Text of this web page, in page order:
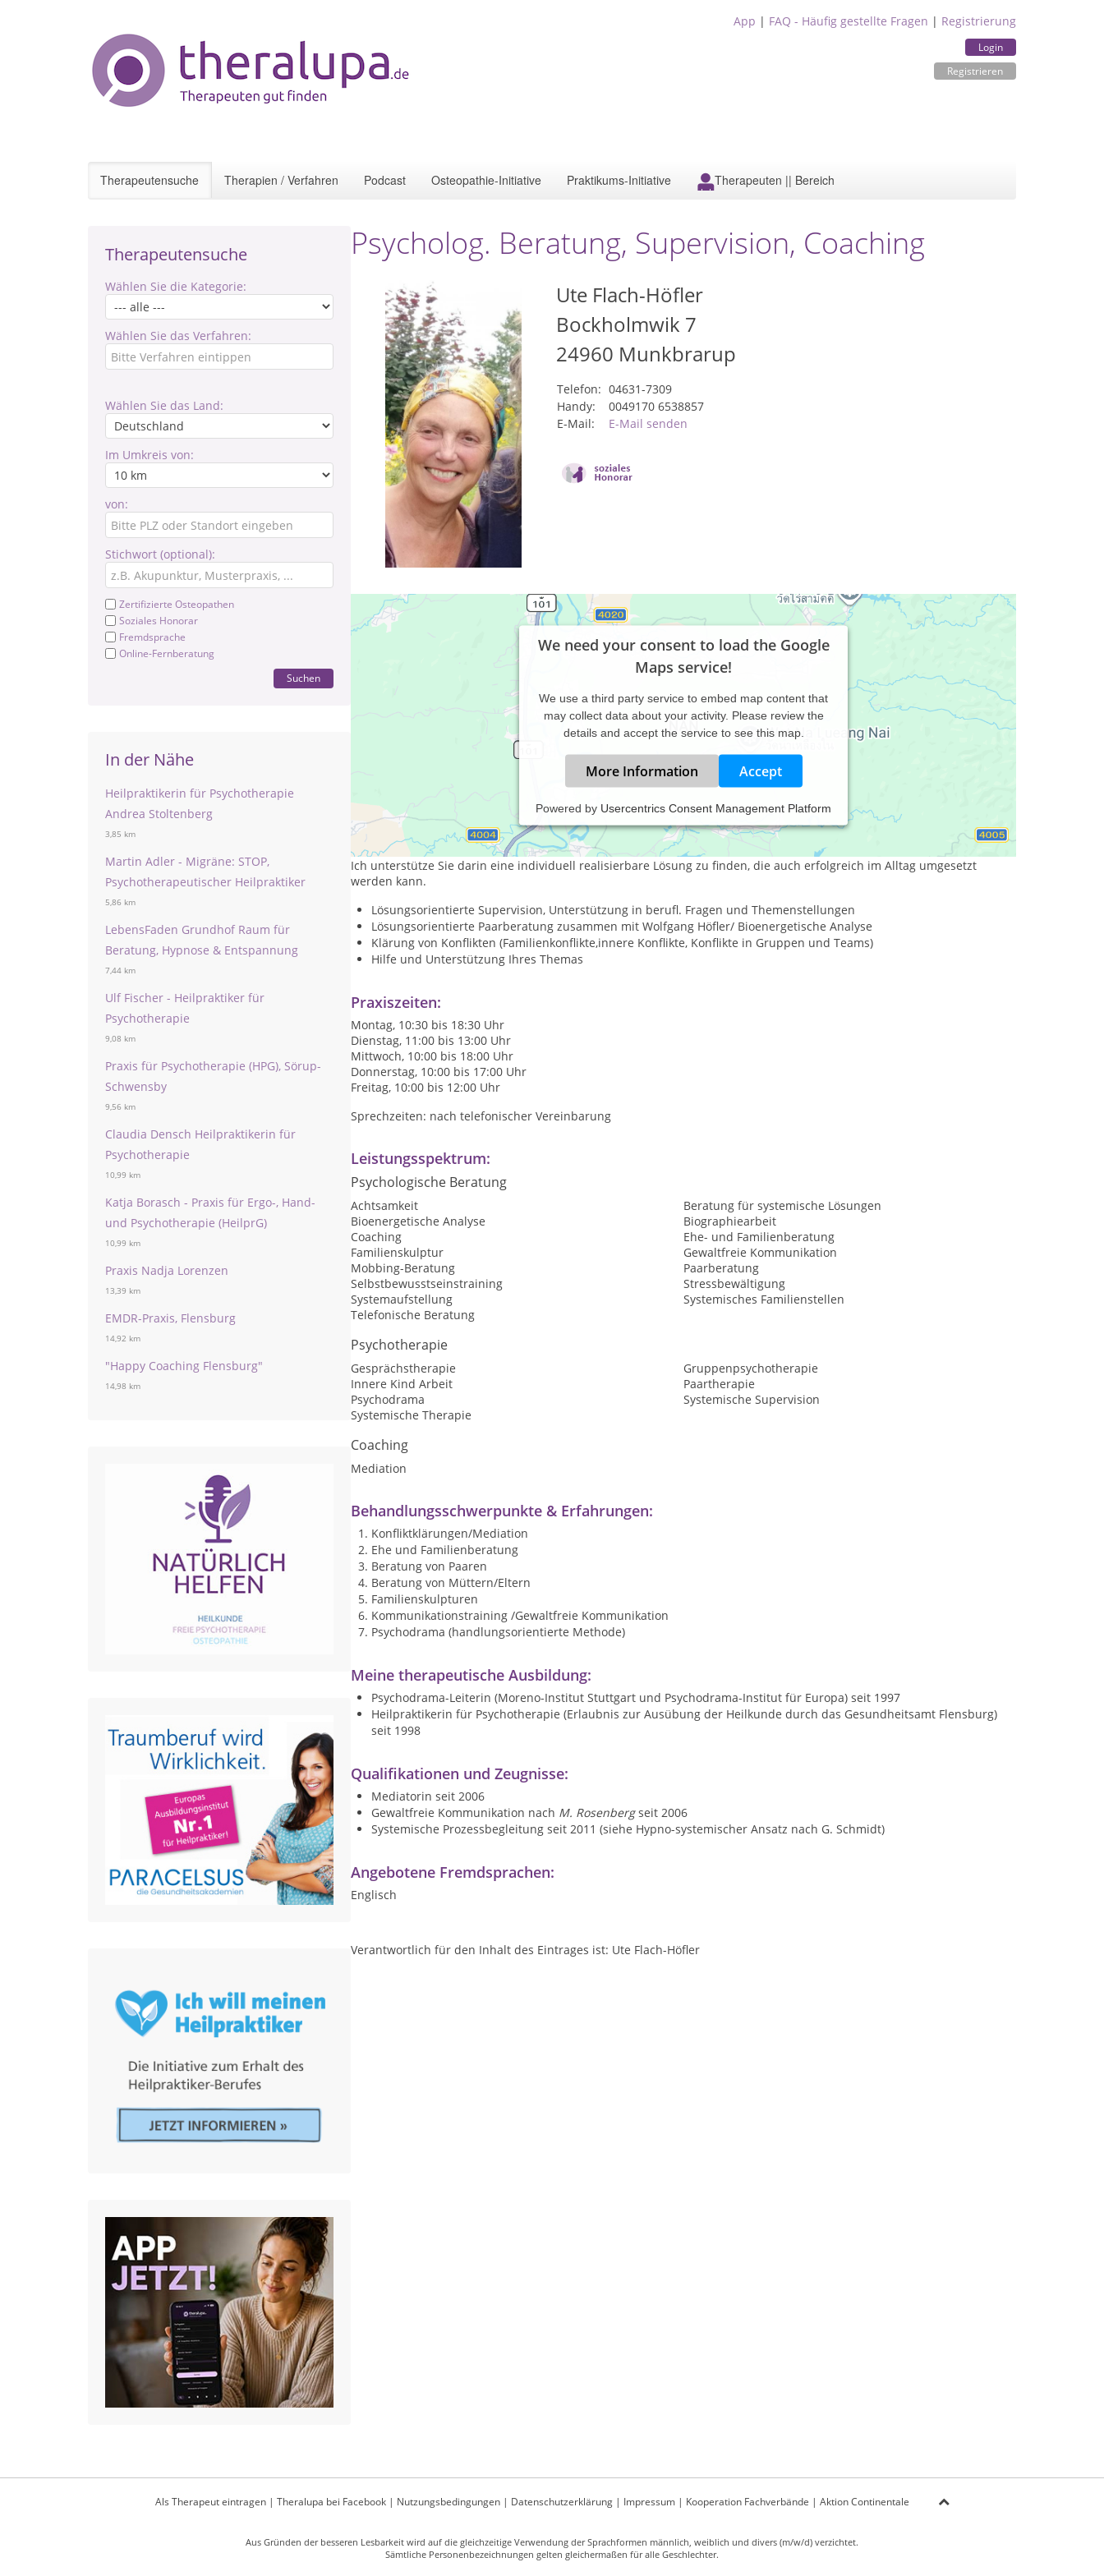
App | FAQ - Häufig gestellte Fragen | Registrierung
Login
Registrieren
Therapeutensuche Therapien / Verfahren Podcast Osteopathie-Initiative Praktikums-Initiative Therapeuten || Bereich
Therapeutensuche
Wählen Sie die Kategorie:
Wählen Sie das Verfahren:
Wählen Sie das Land:
Im Umkreis von:
von:
Stichwort (optional):
Zertifizierte Osteopathen
Soziales Honorar
Fremdsprache
Online-Fernberatung
Suchen
In der Nähe
Heilpraktikerin für Psychotherapie
Andrea Stoltenberg
3,85 km
Martin Adler - Migräne: STOP,
Psychotherapeutischer Heilpraktiker
5,86 km
LebensFaden Grundhof Raum für
Beratung, Hypnose & Entspannung
7,44 km
Ulf Fischer - Heilpraktiker für
Psychotherapie
9,08 km
Praxis für Psychotherapie (HPG), Sörup-
Schwensby
9,56 km
Claudia Densch Heilpraktikerin für
Psychotherapie
10,99 km
Katja Borasch - Praxis für Ergo-, Hand-
und Psychotherapie (HeilprG)
10,99 km
Praxis Nadja Lorenzen
13,39 km
EMDR-Praxis, Flensburg
14,92 km
"Happy Coaching Flensburg"
14,98 km
Psycholog. Beratung, Supervision, Coaching
Ute Flach-Höfler
Bockholmwik 7
24960 Munkbrarup
Telefon: 04631-7309
Handy:
0049170 6538857
E-Mail:
E-Mail senden
We need your consent to load the Google
Maps service!
We use a third party service to embed map content that
may collect data about your activity. Please review the
details and accept the service to see this map.
More Information Accept
Powered by Usercentrics Consent Management Platform
In meiner Praxis arbeite ich lösungsorientiert an Ihren Anliegen und betrachte dabei Ihre individuelle Situation im
Spiegel Ihrer Außenwelt.
Ich unterstütze Sie darin eine individuell realisierbare Lösung zu finden, die auch erfolgreich im Alltag umgesetzt
werden kann.
Lösungsorientierte Supervision, Unterstützung in berufl. Fragen und Themenstellungen
Lösungsorientierte Paarberatung zusammen mit Wolfgang Höfler/ Bioenergetische Analyse
Klärung von Konflikten (Familienkonflikte,innere Konflikte, Konflikte in Gruppen und Teams)
Hilfe und Unterstützung Ihres Themas
Praxiszeiten:
Montag, 10:30 bis 18:30 Uhr
Dienstag, 11:00 bis 13:00 Uhr
Mittwoch, 10:00 bis 18:00 Uhr
Donnerstag, 10:00 bis 17:00 Uhr
Freitag, 10:00 bis 12:00 Uhr
Sprechzeiten: nach telefonischer Vereinbarung
Leistungsspektrum:
Psychologische Beratung
Achtsamkeit
Beratung für systemische Lösungen
Bioenergetische Analyse
Biographiearbeit
Coaching
Ehe- und Familienberatung
Familienskulptur
Gewaltfreie Kommunikation
Mobbing-Beratung
Paarberatung
Selbstbewusstseinstraining
Stressbewältigung
Systemaufstellung
Systemisches Familienstellen
Telefonische Beratung
Psychotherapie
Gesprächstherapie
Gruppenpsychotherapie
Innere Kind Arbeit
Paartherapie
Psychodrama
Systemische Supervision
Systemische Therapie
Coaching
Mediation
Behandlungsschwerpunkte & Erfahrungen:
Konfliktklärungen/Mediation
Ehe und Familienberatung
Beratung von Paaren
Beratung von Müttern/Eltern
Familienskulpturen
Kommunikationstraining /Gewaltfreie Kommunikation
Psychodrama (handlungsorientierte Methode)
Meine therapeutische Ausbildung:
Psychodrama-Leiterin (Moreno-Institut Stuttgart und Psychodrama-Institut für Europa) seit 1997
Heilpraktikerin für Psychotherapie (Erlaubnis zur Ausübung der Heilkunde durch das Gesundheitsamt Flensburg)
seit 1998
Qualifikationen und Zeugnisse:
Mediatorin seit 2006
Gewaltfreie Kommunikation nach M. Rosenbergseit 2006
Systemische Prozessbegleitung seit 2011 (siehe Hypno-systemischer Ansatz nach G. Schmidt)
Angebotene Fremdsprachen:
Englisch
Verantwortlich für den Inhalt des Eintrages ist: Ute Flach-Höfler
Als Therapeut eintragen| Theralupa bei Facebook| Nutzungsbedingungen| Datenschutzerklärung| Impressum| Kooperation Fachverbände | Aktion Continentale
Aus Gründen der besseren Lesbarkeit wird auf die gleichzeitige Verwendung der Sprachformen männlich, weiblich und divers (m/w/d) verzichtet.
Sämtliche Personenbezeichnungen gelten gleichermaßen für alle Geschlechter.